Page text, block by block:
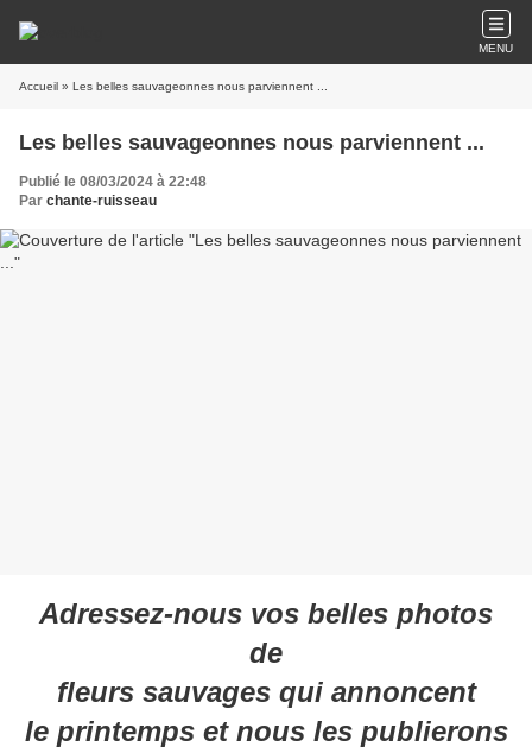
MENU
Accueil » Les belles sauvageonnes nous parviennent ...
Les belles sauvageonnes nous parviennent ...
Publié le 08/03/2024 à 22:48
Par chante-ruisseau
Adressez-nous vos belles photos
de
fleurs sauvages qui annoncent
le printemps et nous les publierons